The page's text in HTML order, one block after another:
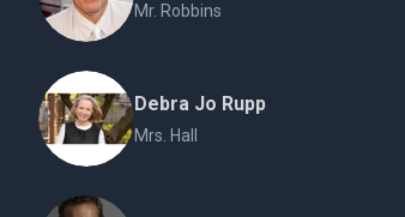
Mr. Robbins
Debra Jo Rupp
Mrs. Hall